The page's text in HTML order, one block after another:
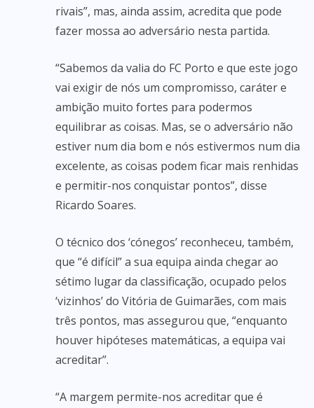
rivais”, mas, ainda assim, acredita que pode
fazer mossa ao adversário nesta partida.
“Sabemos da valia do FC Porto e que este jogo
vai exigir de nós um compromisso, caráter e
ambição muito fortes para podermos
equilibrar as coisas. Mas, se o adversário não
estiver num dia bom e nós estivermos num dia
excelente, as coisas podem ficar mais renhidas
e permitir-nos conquistar pontos”, disse
Ricardo Soares.
O técnico dos ‘cónegos’ reconheceu, também,
que “é difícil” a sua equipa ainda chegar ao
sétimo lugar da classificação, ocupado pelos
‘vizinhos’ do Vitória de Guimarães, com mais
três pontos, mas assegurou que, “enquanto
houver hipóteses matemáticas, a equipa vai
acreditar”.
“A margem permite-nos acreditar que é